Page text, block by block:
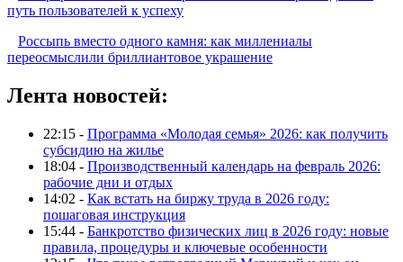
путь пользователей к успеху
Россыпь вместо одного камня: как миллениалы
переосмыслили бриллиантовое украшение
Лента новостей:
22:15 - Программа «Молодая семья» 2026: как получить
субсидию на жилье
18:04 - Производственный календарь на февраль 2026:
рабочие дни и отдых
14:02 - Как встать на биржу труда в 2026 году:
пошаговая инструкция
15:44 - Банкротство физических лиц в 2026 году: новые
правила, процедуры и ключевые особенности